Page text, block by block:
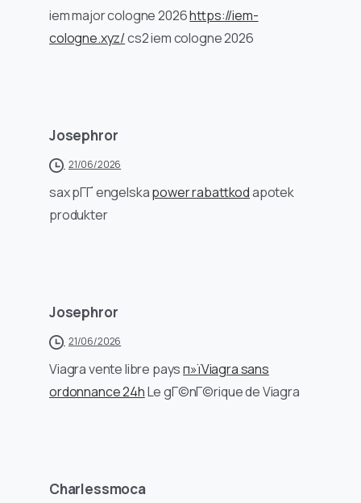
iem major cologne 2026https://iem-
cologne.xyz/cs2 iem cologne 2026
Josephror
21/06/2026
sax pГҐ engelskapower rabattkodapotek
produkter
Josephror
21/06/2026
Viagra vente libre paysп»їViagra sans
ordonnance 24hLe gГ©nГ©rique de Viagra
Charlessmoca